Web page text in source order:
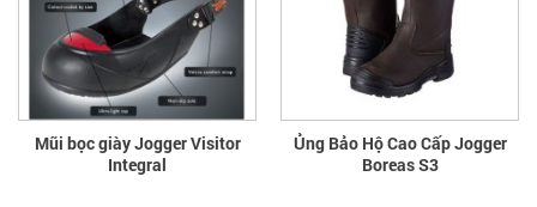
Mũi bọc giày Jogger Visitor
Integral
Ủng Bảo Hộ Cao Cấp Jogger
Boreas S3